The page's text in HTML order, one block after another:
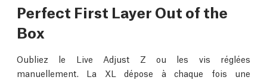
Perfect First Layer Out of the
Box
Oubliez le Live Adjust Z ou les vis réglées
manuellement. La XL dépose à chaque fois une